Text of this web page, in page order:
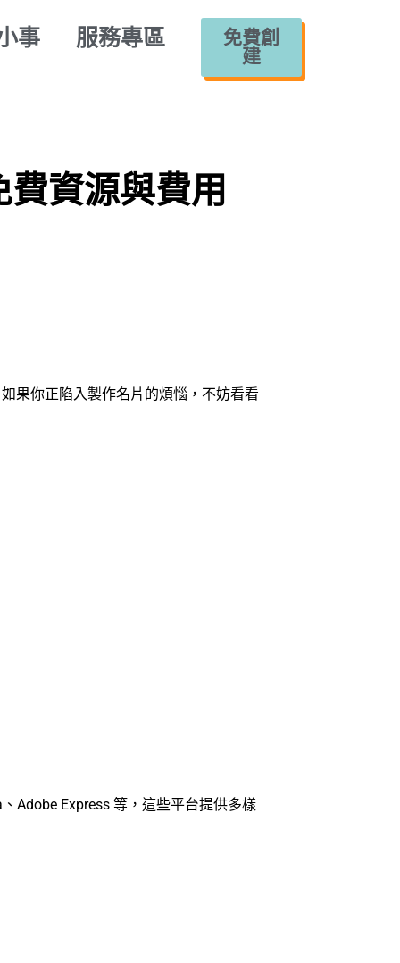
事 服務專區
免費創
建
資源與費用
果你正陷入製作名片的煩惱，不妨看看
Adobe Express 等，這些平台提供多樣